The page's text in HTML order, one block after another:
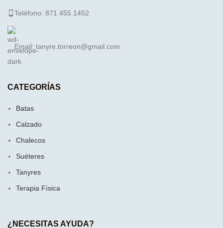
Teléfono: 871 455 1452
Email: tanyre.torreon@gmail.com
CATEGORÍAS
Batas
Calzado
Chalecos
Suéteres
Tanyres
Terapia Física
¿NECESITAS AYUDA?